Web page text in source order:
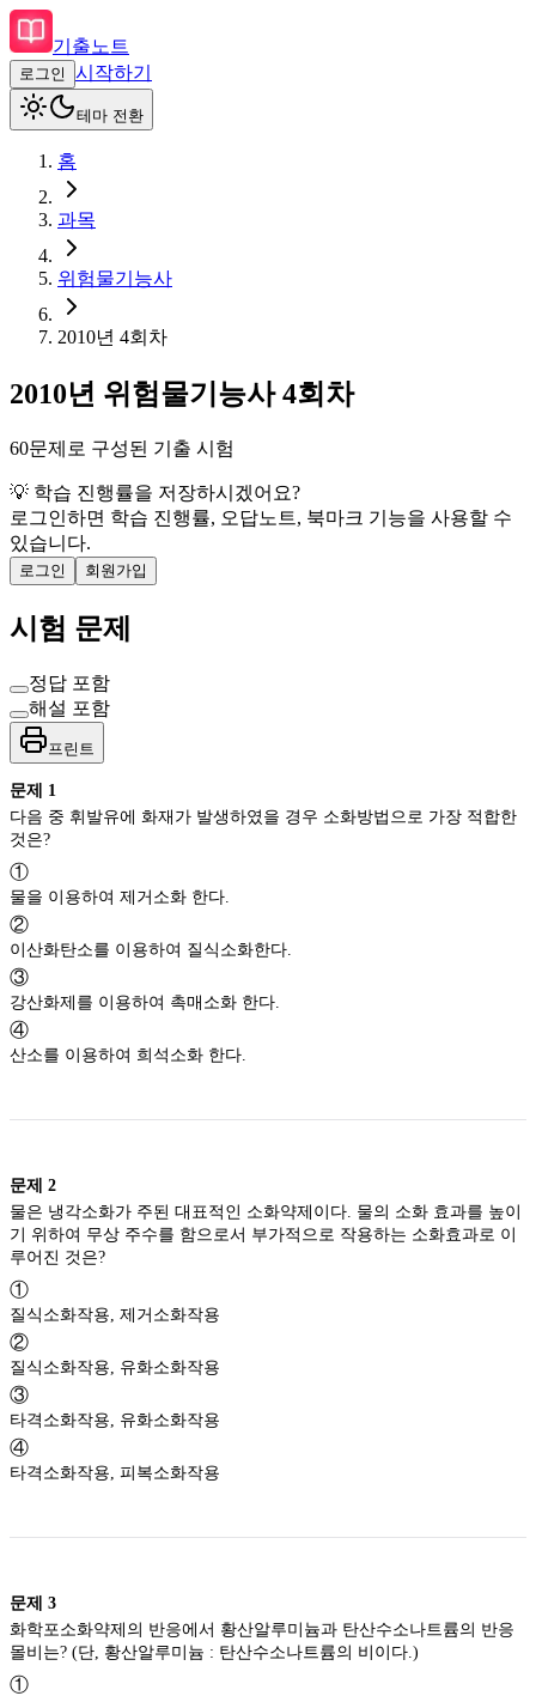
기출노트
로그인 시작하기
테마 전환
홈
과목
위험물기능사
2010년 4회차
2010년 위험물기능사 4회차
60문제로 구성된 기출 시험
💡 학습 진행률을 저장하시겠어요?
로그인하면 학습 진행률, 오답노트, 북마크 기능을 사용할 수
있습니다.
로그인 회원가입
시험 문제
정답 포함
해설 포함
프린트
문제 1
다음 중 휘발유에 화재가 발생하였을 경우 소화방법으로 가장 적합한
①
물을 이용하여 제거소화 한다.
②
이산화탄소를 이용하여 질식소화한다.
③
강산화제를 이용하여 촉매소화 한다.
④
산소를 이용하여 희석소화 한다.
문제 2
물은 냉각소화가 주된 대표적인 소화약제이다. 물의 소화 효과를 높이
기 위하여 무상 주수를 함으로서 부가적으로 작용하는 소화효과로 이
①
질식소화작용, 제거소화작용
②
질식소화작용, 유화소화작용
③
타격소화작용, 유화소화작용
④
타격소화작용, 피복소화작용
문제 3
화학포소화약제의 반응에서 황산알루미늄과 탄산수소나트륨의 반응
①